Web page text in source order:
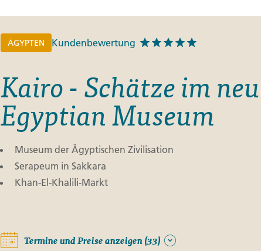
Finnland
Montenegro
→
ÄGYPTEN Kundenbewertung
Kairo - Schätze im
Egyptian Museum
Museum der Ägyptischen Zivilisation
Serapeum in Sakkara
Khan-El-Khalili-Markt
Termine und Preise anzeigen (33)